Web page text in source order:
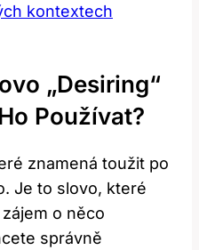
kontextech
„Desiring“
Používat?
znamená toužit po
Je to slovo, které
o něco
správně